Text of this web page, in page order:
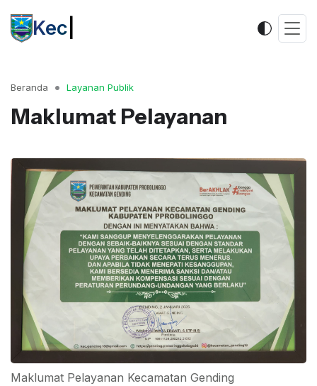
Kecam
Beranda Layanan Publik
Maklumat Pelayanan
Maklumat Pelayanan Kecamatan Gending